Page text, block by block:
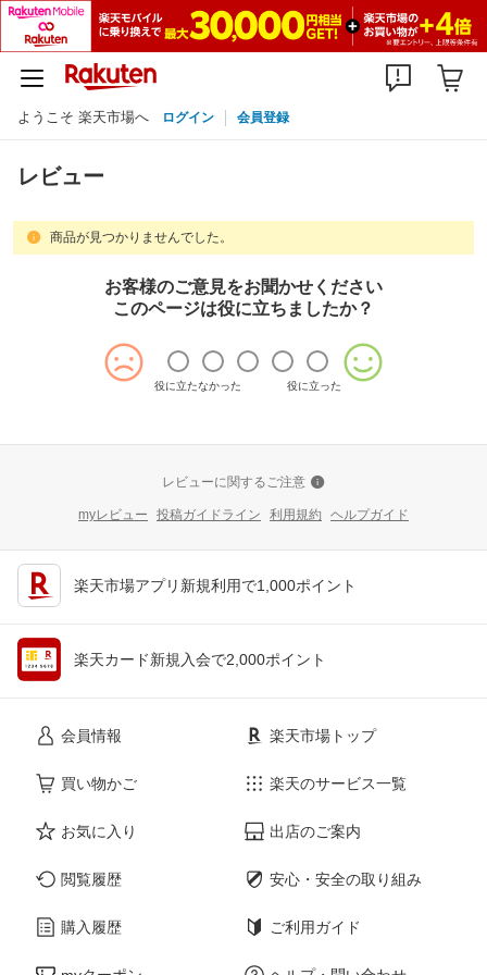
ようこそ 楽天市場へ ログイン 会員登録
レビュー
商品が見つかりませんでした。
お客様のご意見をお聞かせください
このページは役に立ちましたか？
役に立たなかった 役に立った
レビューに関するご注意
myレビュー 投稿ガイドライン 利用規約 ヘルプガイド
楽天市場アプリ新規利用で1,000ポイント
楽天カード新規入会で2,000ポイント
会員情報
買い物かご
お気に入り
閲覧履歴
購入履歴
楽天市場トップ
楽天のサービス一覧
出店のご案内
安心・安全の取り組み
ご利用ガイド